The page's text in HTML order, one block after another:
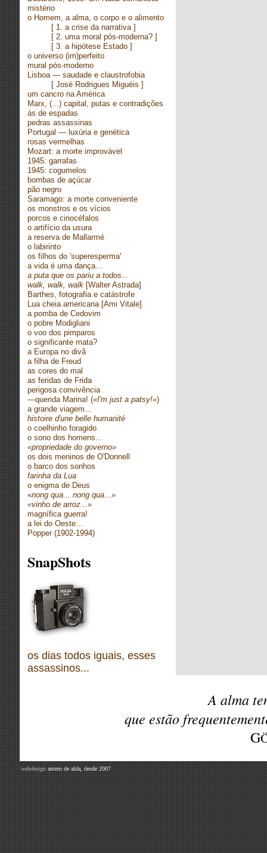
mistério
o Homem, a alma, o corpo e o alimento
[ 1. a crise da narrativa]
[ 2. uma moral pós-moderna? ]
[ 3. a hipótese Estado ]
o universo (im)perfeito
mural pós-moderno
Lisboa — saudade e claustrofobia
[ José Rodrigues Miguéis ]
um cancro na América
Marx, (...) capital, putas e contradições
ás de espadas
pedras assassinas
Portugal — luxúria e genética
rosas vermelhas
Mozart: a morte improvável
1945: garrafas
1945: cogumelos
bombas de açúcar
pão negro
Saramago: a morte conveniente
os monstros e os vícios
porcos e cinocéfalos
o artifício da usura
a reserva de Mallarmé
o labirinto
os filhos do 'superesperma'
a vida é uma dança...
a puta que os pariu a todos...
walk, walk, walk [Walter Astrada]
Barthes, fotografia e catástrofe
Lua cheia americana [Ami Vitale]
a pomba de Cedovim
o pobre Modigliani
o voo dos pimparos
o significante mata?
a Europa no divã
a filha de Freud
as cores do mal
as feridas de Frida
perigosa convivência
—querida Marina! («I'm just a patsy!»)
a grande viagem...
histoire d'une belle humanité
o coelhinho foragido
o sono dos homens...
«propriedade do governo»
os dois meninos de O'Donnell
o barco dos sonhos
farinha da Lua
o enigma de Deus
«nong qua... nong qua...»
«vinho de arroz...»
magnífica guerra!
a lei do Oeste...
Popper (1902-1994)
SnapShots
os dias todos iguais, esses
assassinos...
A alma
que estão
G
webdesignantero de alda, desde 2007